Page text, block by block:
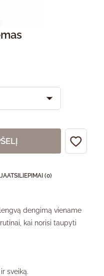
ATSILIEPIMAI (0)
dengimą viename
kai norisi taupyti
sveiką.